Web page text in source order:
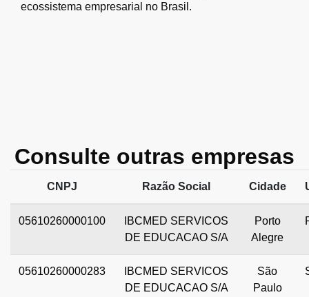
ecossistema empresarial no Brasil.
Consulte outras empresas
CNPJ Razão Social Cidade
05610260000100
IBCMED SERVICOS
DE EDUCACAO S/A
Porto
Alegre
05610260000283
IBCMED SERVICOS
DE EDUCACAO S/A
São
Paulo